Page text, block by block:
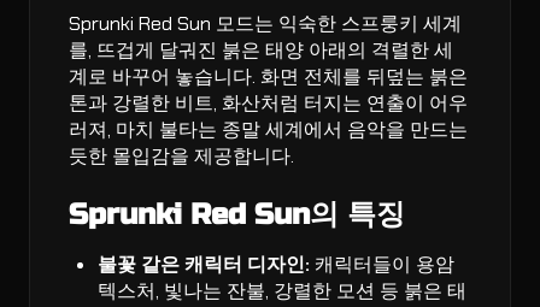
Sprunki Red Sun 모드는 익숙한 스프룽키 세계
를, 뜨겁게 달궈진 붉은 태양 아래의 격렬한 세
계로 바꾸어 놓습니다. 화면 전체를 뒤덮는 붉은
톤과 강렬한 비트, 화산처럼 터지는 연출이 어우
러져, 마치 불타는 종말 세계에서 음악을 만드는
듯한 몰입감을 제공합니다.
Sprunki Red Sun의 특징
불꽃 같은 캐릭터 디자인: 캐릭터들이 용암
텍스처, 빛나는 잔불, 강렬한 모션 등 붉은 태